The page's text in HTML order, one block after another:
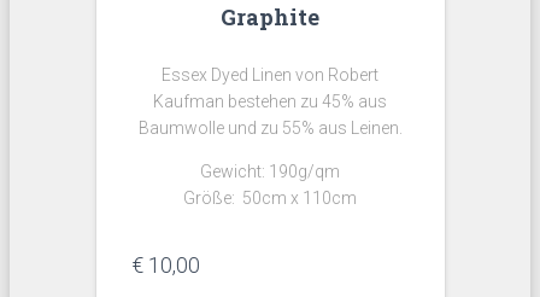
Graphite
Essex Dyed Linen von Robert
Kaufman bestehen zu 45% aus
Baumwolle und zu 55% aus Leinen.
Gewicht: 190g/qm
Größe: 50cm x 110cm
€ 10,00